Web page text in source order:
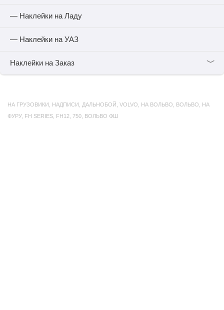
— Наклейки на Ладу
— Наклейки на УАЗ
Наклейки на Заказ ﹀
НА ГРУЗОВИКИ НАДПИСИ ДАЛЬНОБОЙ VOLVO НА ВОЛЬВО ВОЛЬВО
НА
ФУРУ, FH SERIES FH12 750 ВОЛЬВО ФШ